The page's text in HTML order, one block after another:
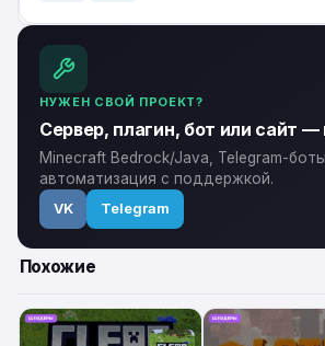
НУЖЕН СВОЙ ПРОЕКТ?
Сервер, плагин, бот или сайт
Minecraft Bedrock/Java, Telegram-
автоматизация с поддержкой.
VK Telegram
Похожие